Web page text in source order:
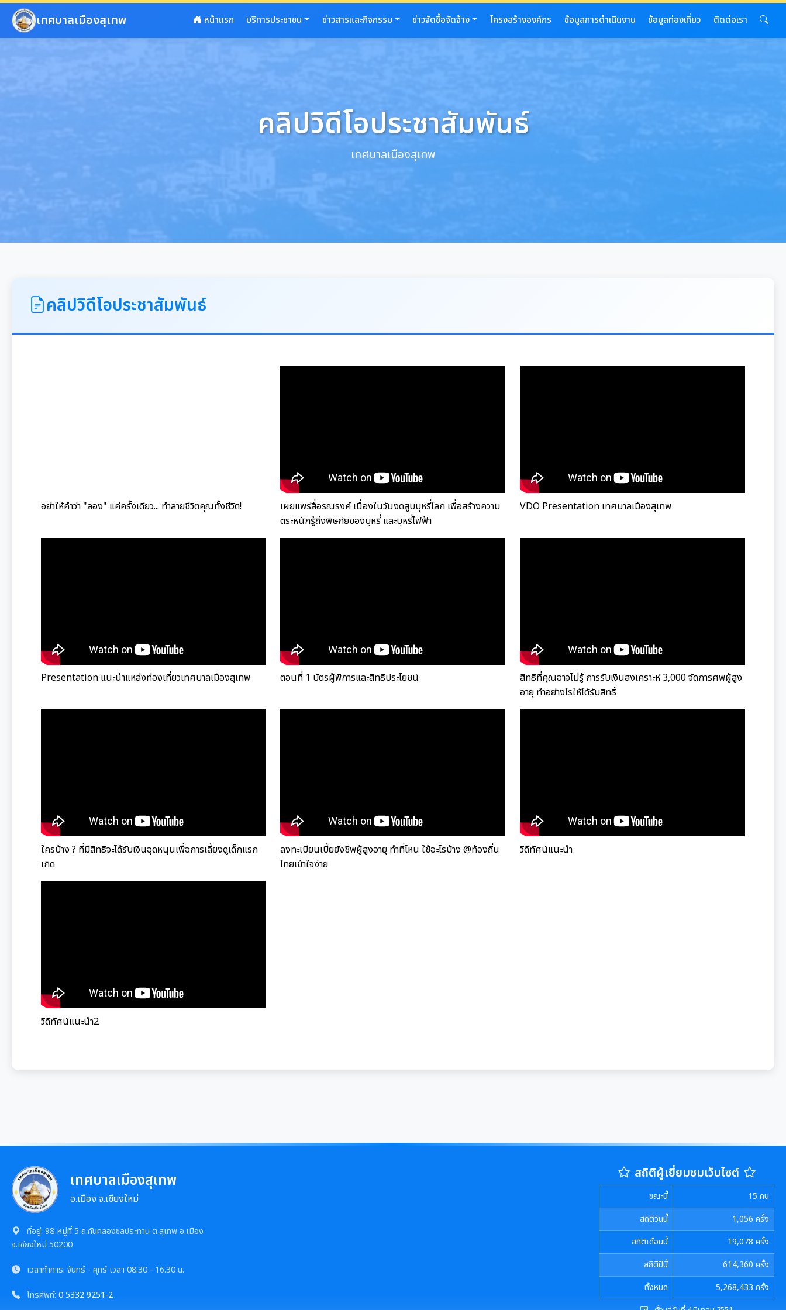
ข้ามไปยังเนื้อหาหลัก
เทศบาลเมืองสุเทพ หน้าแรก บริการประชาชน ข่าวสารและกิจกรรม ข่าวจัดซื้อจัดจ้าง โครงสร้างองค์กร ข้อมูลการดำเนินงาน ข้อมูลท่องเที่ยว ติดต่อเรา
คลิปวิดีโอประชาสัมพันธ์
เทศบาลเมืองสุเทพ
คลิปวิดีโอประชาสัมพันธ์
อย่าให้คำว่า "ลอง" แค่ครั้งเดียว... ทำลายชีวิตคุณทั้งชีวิต!
เผยแพร่สื่อรณรงค์ เนื่องในวันงดสูบบุหรี่โลก เพื่อสร้างความ
ตระหนักรู้ถึงพิษภัยของบุหรี่ และบุหรี่ไฟฟ้า
VDO Presentation เทศบาลเมืองสุเทพ
Presentation แนะนำแหล่งท่องเที่ยวเทศบาลเมืองสุเทพ ตอนที่ 1 บัตรผู้พิการและสิทธิประโยชน์
สิทธิที่คุณอาจไม่รู้ การรับเงินสงเคราะห์ 3,000 จัดการศพผู้สูง
อายุ ทำอย่างไรให้ได้รับสิทธิ์
ใครบ้าง ? ที่มีสิทธิจะได้รับเงินอุดหนุนเพื่อการเลี้ยงดูเด็กแรก
เกิด
ลงทะเบียนเบี้ยยังชีพผู้สูงอายุ ทำที่ไหน ใช้อะไรบ้าง @ท้องถิ่น
ไทยเข้าใจง่าย‬
วิดีทัศน์แนะนำ
วิดีทัศน์แนะนำ2
เทศบาลเมืองสุเทพ
อ.เมือง จ.เชียงใหม่
ที่อยู่: 98 หมู่ที่ 5 ถ.คันคลองชลประทาน ต.สุเทพ อ.เมือง
จ.เชียงใหม่ 50200
เวลาทำการ: จันทร์ - ศุกร์ เวลา 08.30 - 16.30 น.
โทรศัพท์: 0 5332 9251-2
สถิติผู้เยี่ยมชมเว็บไซต์
ขณะนี้ 15 คน
สถิติวันนี้
1,056 ครั้ง
สถิติเดือนนี้
19,078 ครั้ง
สถิติปีนี้
614,360 ครั้ง
ทั้งหมด
5,268,433 ครั้ง